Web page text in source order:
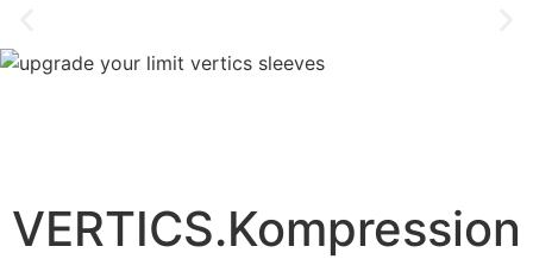
VERTICS.Sleeves
VERTICS.Kompression